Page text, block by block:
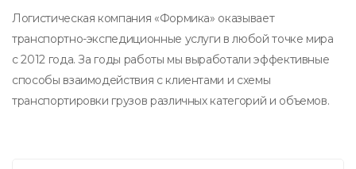
Логистическая компания «Формика» оказывает
транспортно-экспедиционные услуги в любой точке мира
с 2012 года. За годы работы мы выработали эффективные
способы взаимодействия с клиентами и схемы
транспортировки грузов различных категорий и объемов.